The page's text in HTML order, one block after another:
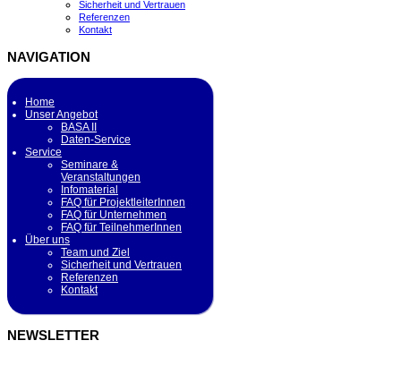
Sicherheit und Vertrauen
Referenzen
Kontakt
NAVIGATION
Home
Unser Angebot
BASA II
Daten-Service
Service
Seminare &
Veranstaltungen
Infomaterial
FAQ für ProjektleiterInnen
FAQ für Unternehmen
FAQ für TeilnehmerInnen
Über uns
Team und Ziel
Sicherheit und Vertrauen
Referenzen
Kontakt
NEWSLETTER